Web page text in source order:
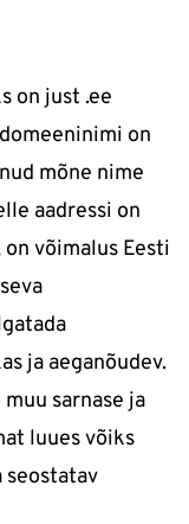
on just .ee
on
mõne nime
aadressi on
võimalus Eesti
ja aeganõudev.
sarnase ja
luues võiks
seostatav